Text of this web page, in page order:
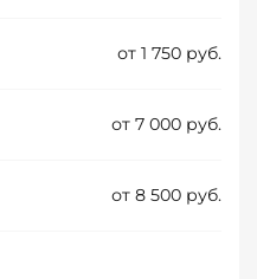
от 1 750 руб.
от 7 000 руб.
от 8 500 руб.